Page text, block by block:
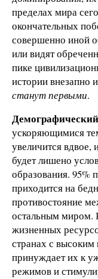
пределах мира
окончательных
совершенно иной
или видят
пике
истории внезапно
станут первыми.
ускоряющимися
увеличится вдвое,
будет лишено
образования. 95%
приходится на
противостояние
остальным миром.
жизненных
странах с высоким
принуждает их к
режимов и